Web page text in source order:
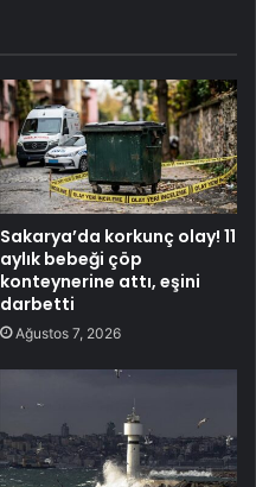
Sakarya’da korkunç olay! 11
aylık bebeği çöp
konteynerine attı, eşini
darbetti
Ağustos 7, 2026